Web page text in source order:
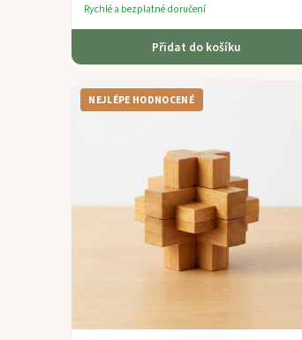
Rychlé a bezplatné doručení
Přidat do košíku
NEJLÉPE HODNOCENÉ